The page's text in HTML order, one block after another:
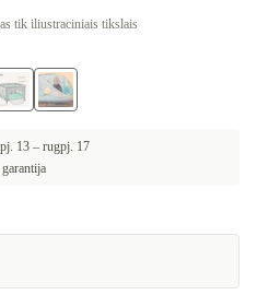
tik iliustraciniais tikslais
13 – rugpj. 17